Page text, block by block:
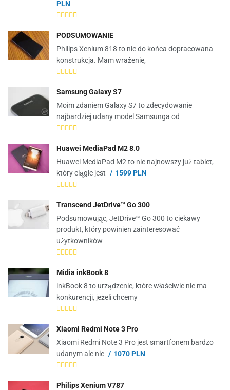
PLN
PODSUMOWANIE
Philips Xenium 818 to nie do końca dopracowana
konstrukcja. Mam wrażenie,
Samsung Galaxy S7
Moim zdaniem Galaxy S7 to zdecydowanie
najbardziej udany model Samsunga od
Huawei MediaPad M2 8.0
Huawei MediaPad M2 to nie najnowszy już tablet,
który ciągle jest
1599 PLN
Transcend JetDrive™ Go 300
Podsumowując, JetDrive™ Go 300 to ciekawy
produkt, który powinien zainteresować
użytkowników
Midia inkBook 8
inkBook 8 to urządzenie, które właściwie nie ma
konkurencji, jeżeli chcemy
Xiaomi Redmi Note 3 Pro
Xiaomi Redmi Note 3 Pro jest smartfonem bardzo
udanym ale nie
1070 PLN
Philips Xenium V787